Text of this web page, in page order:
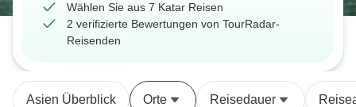
Wählen Sie aus 7 Katar Reisen
2 verifizierte Bewertungen von TourRadar-
Reisenden
Asien Überblick Orte Reisedauer